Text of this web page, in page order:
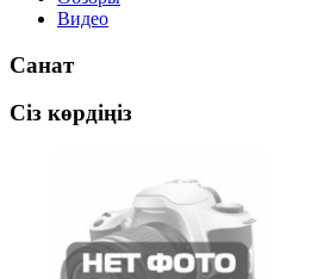
Видео
Санат
Сіз көрдіңіз